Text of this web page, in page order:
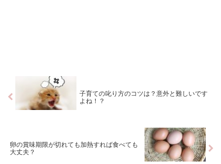
子育ての叱り方のコツは？意外と難しいです
よね！？
卵の賞味期限が切れても加熱すれば食べても
大丈夫？